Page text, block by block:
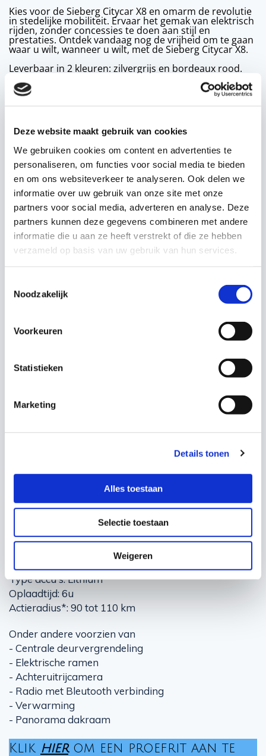
Deze website maakt gebruik van cookies
We gebruiken cookies om content en advertenties te
personaliseren, om functies voor social media te bieden
en om ons websiteverkeer te analyseren. Ook delen we
informatie over uw gebruik van onze site met onze
partners voor social media, adverteren en analyse. Deze
partners kunnen deze gegevens combineren met andere
informatie die u aan ze heeft verstrekt of die ze hebben
verzameld op basis van uw gebruik van hun services.
Noodzakelijk
Voorkeuren
Statistieken
Marketing
Details tonen
Alles toestaan
Selectie toestaan
Weigeren
Kies voor de Sieberg Citycar X8 en omarm de revolutie
in stedelijke mobiliteit. Ervaar het gemak van elektrisch
rijden, zonder concessies te doen aan stijl en
prestaties. Ontdek vandaag nog de vrijheid om te gaan
waar u wilt, wanneer u wilt, met de Sieberg Citycar X8.
Leverbaar in 2 kleuren: zilvergrijs en bordeaux rood.
* = Deze waarden kunnen enigszins verschillen,
afhankelijk van o.a. omgevingsfactoren en toegevoegde
accessoires.
Voor financiëringsmogelijkheden met de PGB regeling of
WMO regeling adviseren wij u contact op te nemen met uw
gemeente. In veel gevallen is dit mogelijk.
Prijs: € 9.995,- incl. btw
PRODUCTinformatie
Model: Citycar X8
Type accu's: Lithium
Oplaadtijd: 6u
Actieradius*: 90 tot 110 km
Onder andere voorzien van
- Centrale deurvergrendeling
- Elektrische ramen
- Achteruitrijcamera
- Radio met Bleutooth verbinding
- Verwarming
- Panorama dakraam
Klik hierom een proefrit aan te